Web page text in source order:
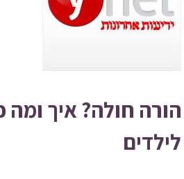
הורה חולה? איך ומה
לילדים